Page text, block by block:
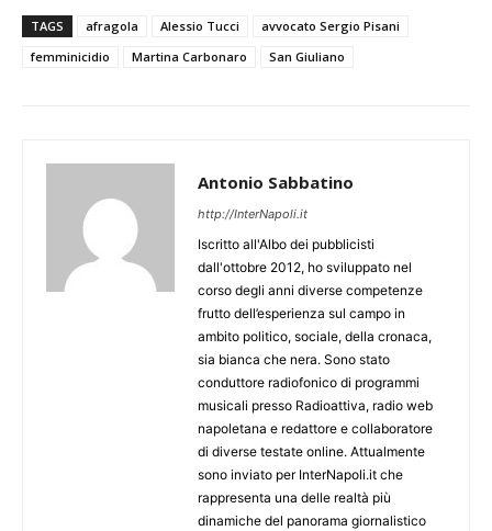
TAGS afragola Alessio Tucci
avvocato Sergio Pisani
femminicidio
Martina Carbonaro San Giuliano
Antonio Sabbatino
http://InterNapoli.it
Iscritto all'Albo dei pubblicisti
dall'ottobre 2012, ho sviluppato nel
corso degli anni diverse competenze
frutto dell’esperienza sul campo in
ambito politico, sociale, della cronaca,
sia bianca che nera. Sono stato
conduttore radiofonico di programmi
musicali presso Radioattiva, radio web
napoletana e redattore e collaboratore
di diverse testate online. Attualmente
sono inviato per InterNapoli.it che
rappresenta una delle realtà più
dinamiche del panorama giornalistico